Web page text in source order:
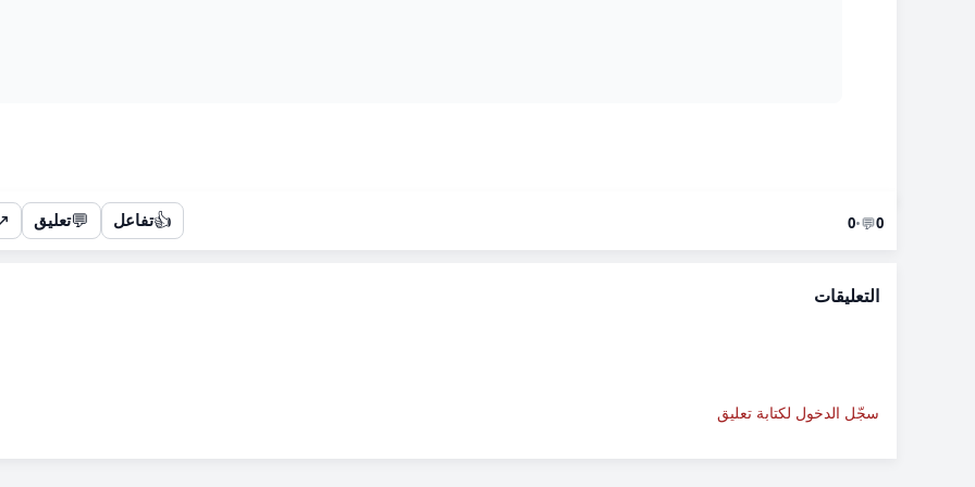
0•💬0
👍تفاعل 💬تعليق
التعليقات
سجّل الدخول لكتابة تعليق